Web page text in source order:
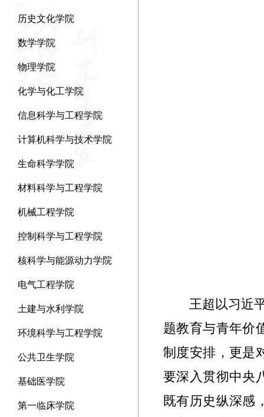
历史文化学院
数学学院
物理学院
化学与化工学院
信息科学与工程学院
计算机科学与技术学院
生命科学学院
材料科学与工程学院
机械工程学院
控制科学与工程学院
核科学与能源动力学院
电气工程学院
土建与水利学院
环境科学与工程学院
公共卫生学院
基础医学院
第一临床学院
王超以习近
题教育与青年价
制度安排，更是
要深入贯彻中央
既有历史纵深感